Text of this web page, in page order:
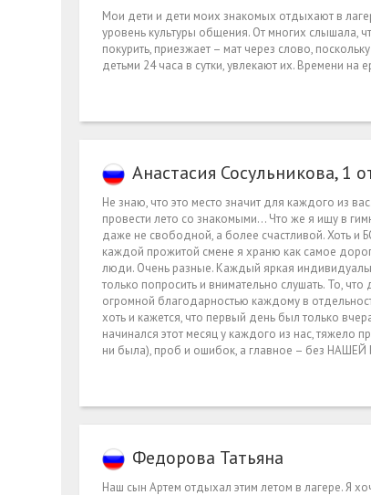
Мои дети и дети моих знакомых отдыхают в
уровень культуры общения. От многих слышала,
покурить, приезжает – мат через слово,
детьми 24 часа в сутки, увлекают их. Времени
Анастасия Сосульникова, 1
Не знаю, что это место значит для каждого из
провести лето со знакомыми… Что же я ищу в
даже не свободной, а более счастливой. Хоть и
каждой прожитой смене я храню как самое
люди. Очень разные. Каждый яркая
только попросить и внимательно слушать. То,
огромной благодарностью каждому в
хоть и кажется, что первый день был только
начинался этот месяц у каждого из нас,
ни была), проб и ошибок, а главное – без
Федорова Татьяна
Наш сын Артем отдыхал этим летом в лагере. Я